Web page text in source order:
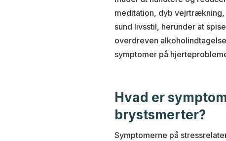
meditation, dyb vejrtrækning,
sund livsstil, herunder at
overdreven
symptomer på
Hvad er
brystsmerter?
Symptomerne på